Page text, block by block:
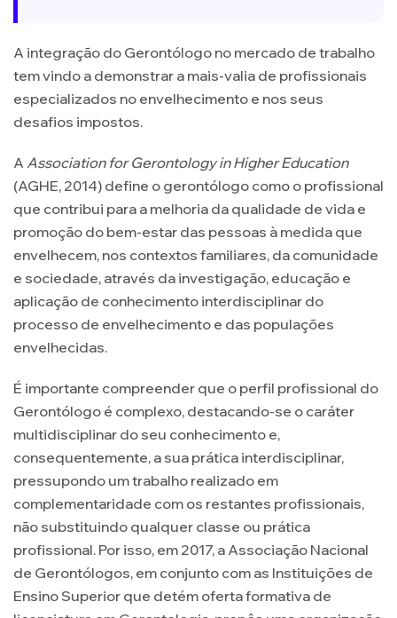
A integração do Gerontólogo no mercado de trabalho
tem vindo a demonstrar a mais-valia de profissionais
especializados no envelhecimento e nos seus
desafios impostos.
A Association for Gerontology in Higher Education
(AGHE, 2014) define o gerontólogo como o profissional
que contribui para a melhoria da qualidade de vida e
promoção do bem-estar das pessoas à medida que
envelhecem, nos contextos familiares, da comunidade
e sociedade, através da investigação, educação e
aplicação de conhecimento interdisciplinar do
processo de envelhecimento e das populações
envelhecidas.
É importante compreender que o perfil profissional do
Gerontólogo é complexo, destacando-se o caráter
multidisciplinar do seu conhecimento e,
consequentemente, a sua prática interdisciplinar,
pressupondo um trabalho realizado em
complementaridade com os restantes profissionais,
não substituindo qualquer classe ou prática
profissional. Por isso, em 2017, a Associação Nacional
de Gerontólogos, em conjunto com as Instituições de
Ensino Superior que detém oferta formativa de